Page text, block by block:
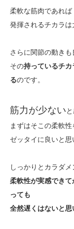
柔軟な筋肉であれば
発揮されるチカラは
さらに関節の動き
その持っているチ
るのです。
筋力が少ない
まずはそこの柔軟
ゼッタイに良いと思
しっかりとカラダ
柔軟性が実感でき
っても
全然遅くはないと思